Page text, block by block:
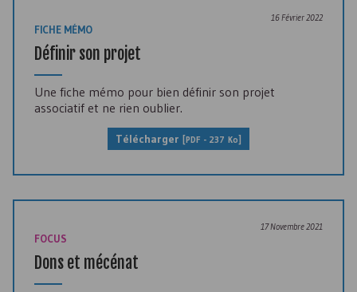
16 Février 2022
FICHE MÉMO
Définir son projet
Une fiche mémo pour bien définir son projet
associatif et ne rien oublier.
Télécharger [PDF - 237 Ko]
17 Novembre 2021
FOCUS
Dons et mécénat